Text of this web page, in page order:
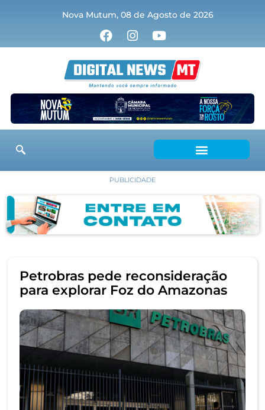
Nova Mutum, 08 de Agosto de 2026
PUBLICIDADE
Petrobras pede reconsideração
para explorar Foz do Amazonas